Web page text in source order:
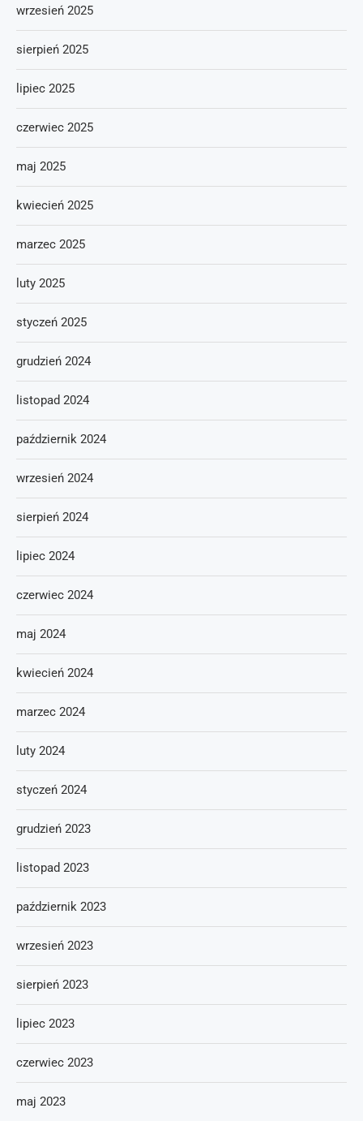
wrzesień 2025
sierpień 2025
lipiec 2025
czerwiec 2025
maj 2025
kwiecień 2025
marzec 2025
luty 2025
styczeń 2025
grudzień 2024
listopad 2024
październik 2024
wrzesień 2024
sierpień 2024
lipiec 2024
czerwiec 2024
maj 2024
kwiecień 2024
marzec 2024
luty 2024
styczeń 2024
grudzień 2023
listopad 2023
październik 2023
wrzesień 2023
sierpień 2023
lipiec 2023
czerwiec 2023
maj 2023